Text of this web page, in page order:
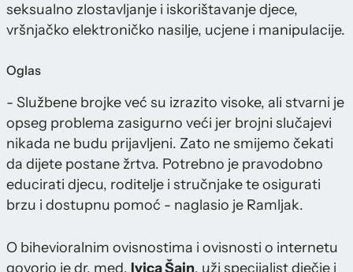
seksualno zlostavljanje i iskorištavanje djece,
vršnjačko elektroničko nasilje, ucjene i manipulacije.
Oglas
- Službene brojke već su izrazito visoke, ali stvarni je
opseg problema zasigurno veći jer brojni slučajevi
nikada ne budu prijavljeni. Zato ne smijemo čekati
da dijete postane žrtva. Potrebno je pravodobno
educirati djecu, roditelje i stručnjake te osigurati
brzu i dostupnu pomoć - naglasio je Ramljak.
O bihevioralnim ovisnostima i ovisnosti o internetu
govorio je dr. med. Ivica Šain, uži specijalist dječje i